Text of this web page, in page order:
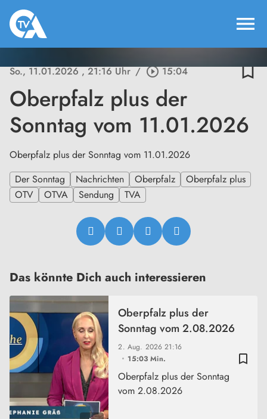
menu
So., 11.01.2026, 21:16 Uhr / play_circle_outline15:04 bookmark_border
Oberpfalz plus der
Sonntag vom 11.01.2026
Oberpfalz plus der Sonntag vom 11.01.2026
Der Sonntag
Nachrichten Oberpfalz
Oberpfalz plus
OTV
OTVA Sendung TVA
Das könnte Dich auch interessieren
bookmark_border
2. Aug. 202621:16
15:03 Min.
Oberpfalz plus der
Sonntag vom 2.08.2026
Oberpfalz plus der Sonntag
vom 2.08.2026